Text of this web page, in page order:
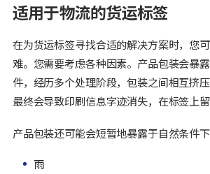
适用于物流的货运标签
在为货运标签寻找合适的解决方案时，您
难。您需要考虑各种因素。产品包装会暴
件，经历多个处理阶段，包装之间相互挤压
最终会导致印刷信息字迹消失，在标签上留
产品包装还可能会短暂地暴露于自然条件下
雨